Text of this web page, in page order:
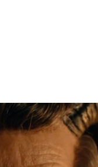
PREVISIONI/
NORMATIVE
TREND